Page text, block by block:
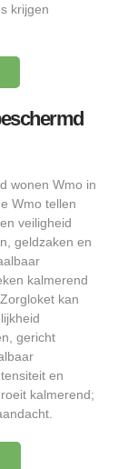
krijgen
wonen Wmo in
Wmo tellen
veiligheid
geldzaken en
kalmerend
kan
gericht
en
kalmerend;